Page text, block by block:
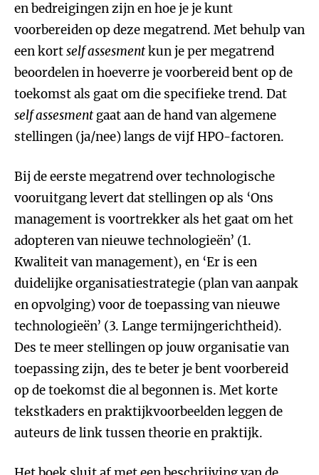
en bedreigingen zijn en hoe je je kunt
voorbereiden op deze megatrend. Met behulp van
een kortself assesmentkun je per megatrend
beoordelen in hoeverre je voorbereid bent op de
toekomst als gaat om die specifieke trend. Dat
self assesment gaat aan de hand van algemene
stellingen (ja/nee) langs de vijf HPO-factoren.
Bij de eerste megatrend over technologische
vooruitgang levert dat stellingen op als ‘Ons
management is voortrekker als het gaat om het
adopteren van nieuwe technologieën’ (1.
Kwaliteit van management), en ‘Er is een
duidelijke organisatiestrategie (plan van aanpak
en opvolging) voor de toepassing van nieuwe
technologieën’ (3. Lange termijngerichtheid).
Des te meer stellingen op jouw organisatie van
toepassing zijn, des te beter je bent voorbereid
op de toekomst die al begonnen is. Met korte
tekstkaders en praktijkvoorbeelden leggen de
auteurs de link tussen theorie en praktijk.